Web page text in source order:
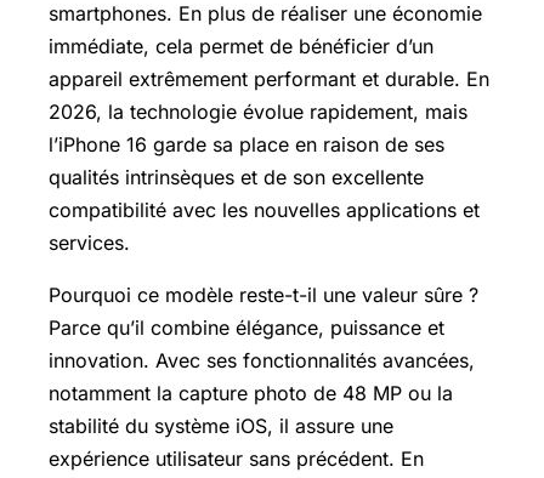
smartphones. En plus de réaliser une économie
immédiate, cela permet de bénéficier d’un
appareil extrêmement performant et durable. En
2026, la technologie évolue rapidement, mais
l’iPhone 16 garde sa place en raison de ses
qualités intrinsèques et de son excellente
compatibilité avec les nouvelles applications et
services.
Pourquoi ce modèle reste-t-il une valeur sûre ?
Parce qu’il combine élégance, puissance et
innovation. Avec ses fonctionnalités avancées,
notamment la capture photo de 48 MP ou la
stabilité du système iOS, il assure une
expérience utilisateur sans précédent. En